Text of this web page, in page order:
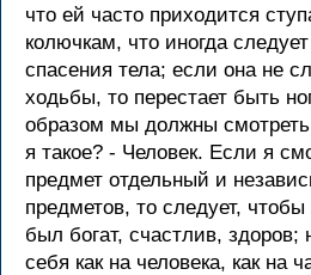
что ей часто приходится
колючкам, что иногда
спасения тела; если она не
ходьбы, то перестает быть
образом мы должны
я такое? - Человек. Если я
предмет отдельный и
предметов, то следует,
был богат, счастлив,
себя как на человека, как на